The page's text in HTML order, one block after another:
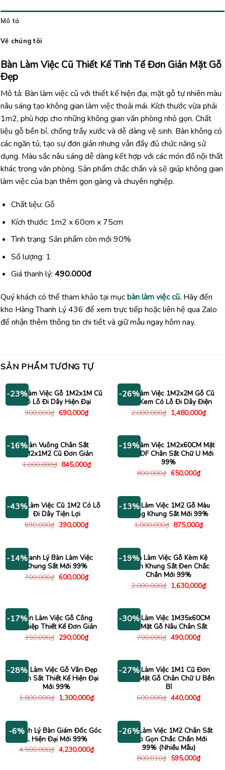
Mô tả
Về chúng tôi
Bàn Làm Việc Cũ Thiết Kế Tinh Tế Đơn Giản Mặt Gỗ
Đẹp
Mô tả: Bàn làm việc cũ với thiết kế hiện đại, mặt gỗ tự nhiên màu
nâu sáng tạo không gian làm việc thoải mái. Kích thước vừa phải
1m2, phù hợp cho những không gian văn phòng nhỏ gọn. Chất
liệu gỗ bền bỉ, chống trầy xước và dễ dàng vệ sinh. Bàn không có
các ngăn tủ, tạo sự đơn giản nhưng vẫn đầy đủ chức năng sử
dụng. Màu sắc nâu sáng dễ dàng kết hợp với các món đồ nội thất
khác trong văn phòng. Sản phẩm chắc chắn và sẽ giúp không gian
làm việc của bạn thêm gọn gàng và chuyên nghiệp.
Chất liệu: Gỗ
Kích thước: 1m2 x 60cm x 75cm
Tình trạng: Sản phẩm còn mới 90%
Số lượng: 1
Giá thanh lý: 490.000đ
Quý khách có thể tham khảo tại mụcbàn làm việc cũ. Hãy đến
kho Hàng Thanh Lý 436 để xem trực tiếp hoặc liên hệ qua Zalo
để nhận thêm thông tin chi tiết và giữ mẫu ngay hôm nay.
SẢN PHẨM TƯƠNG TỰ
-23%
Bàn Làm Việc Gỗ 1M2x1M Cũ
Có Lỗ Đi Dây Hiện Đại
900,000₫ Giá
690,000₫Giá
hiện
690,000₫.
-26%
Bàn Làm Việc 1M2x2M Gỗ Cũ
Màu Kem Có Lỗ Đi Dây Điện
2,000,000₫ Giá
gốc
1,480,000₫Giá
hiện
-16%Bàn Vuông Chân Sắt
1M2x1M2 Cũ Đơn Giản
1,000,000₫ Giá
845,000₫Giá
hiện
-19%
Bàn Làm Việc 1M2x60CM Mặt
Gỗ HDF Chân Sắt Chữ U Mới
99%
800,000₫ Giá
650,000₫Giá
hiện
-43%
Bàn Làm Việc Cũ 1M2 Có Lỗ
Đi Dây Tiện Lợi
690,000₫ Giá
390,000₫Giá
hiện
390,000₫.
-13%
Bàn Làm Việc 1M2 Gỗ Màu
Sáng Khung Sắt Mới 99%
1,000,000₫ Giá
875,000₫Giá
hiện
-14%Thanh Lý Bàn Làm Việc
Khung Sắt Mới 99%
700,000₫ Giá
600,000₫Giá
hiện
-19%Bàn Làm Việc Gỗ Kèm Kệ
Sách Khung Sắt Đen Chắc
Chắn Mới 99%
2,000,000₫ Giá
gốc
1,630,000₫Giá
hiện
-17%Bàn Làm Việc Gỗ Công
Nghiệp Thiết Kế Đơn Giản
350,000₫ Giá
290,000₫Giá
hiện
290,000₫.
-30%
Bàn Làm Việc 1M35x60CM
Cũ Mặt Gỗ Nâu Chân Sắt
700,000₫ Giá
490,000₫Giá
hiện
-28%
Bàn Làm Việc Gỗ Vân Đẹp
Chân Sắt Thiết Kế Hiện Đại
Mới 99%
1,800,000₫ Giá
gốc
1,300,000₫Giá
hiện
1,300,000₫.
-27%
Bàn Làm Việc 1M1 Cũ Đơn
Giản Mặt Gỗ Chân Chữ U Bền
Bỉ
600,000₫ Giá
440,000₫Giá
hiện
-6%
Thanh Lý Bàn Giám Đốc Góc
L Hiện Đại Mới 99%
4,500,000₫ Giá
gốc
4,230,000₫Giá
hiện
-26%
Bàn Làm Việc 1M2 Chân Sắt
Gấp Gọn Chắc Chắn Mới
99% (Nhiều Mẫu)
800,010₫ Giá
595,000₫Giá
hiện